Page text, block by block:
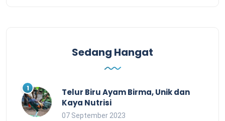
Sedang Hangat
Telur Biru Ayam Birma, Unik dan
Kaya Nutrisi
07 September 2023